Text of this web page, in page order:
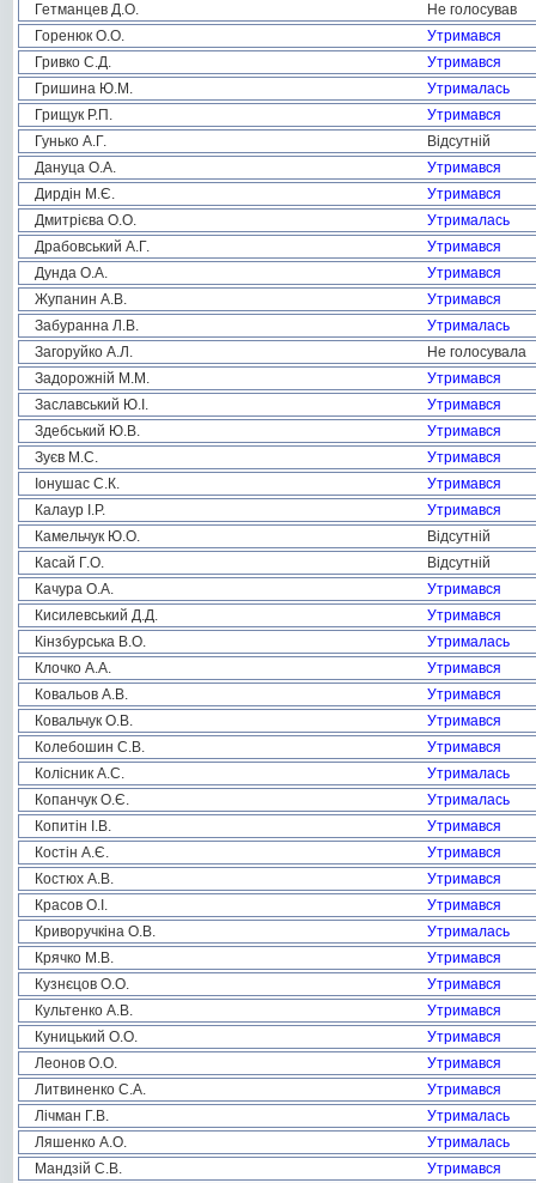
Гетманцев Д.О.
Не голосував
Горенюк О.О.
Утримався
Гривко С.Д.
Утримався
Гришина Ю.М.
Утрималась
Грищук Р.П.
Утримався
Гунько А.Г.
Відсутній
Дануца О.А.
Утримався
Дирдін М.Є.
Утримався
Дмитрієва О.О.
Утрималась
Драбовський А.Г.
Утримався
Дунда О.А.
Утримався
Жупанин А.В.
Утримався
Забуранна Л.В.
Утрималась
Загоруйко А.Л.
Не голосувала
Задорожній М.М.
Утримався
Заславський Ю.І.
Утримався
Здебський Ю.В.
Утримався
Зуєв М.С.
Утримався
Іонушас С.К.
Утримався
Калаур І.Р.
Утримався
Камельчук Ю.О.
Відсутній
Касай Г.О.
Відсутній
Качура О.А.
Утримався
Кисилевський Д.Д.
Утримався
Кінзбурська В.О.
Утрималась
Клочко А.А.
Утримався
Ковальов А.В.
Утримався
Ковальчук О.В.
Утримався
Колебошин С.В.
Утримався
Колісник А.С.
Утрималась
Копанчук О.Є.
Утрималась
Копитін І.В.
Утримався
Костін А.Є.
Утримався
Костюх А.В.
Утримався
Красов О.І.
Утримався
Криворучкіна О.В.
Утрималась
Крячко М.В.
Утримався
Кузнєцов О.О.
Утримався
Культенко А.В.
Утримався
Куницький О.О.
Утримався
Леонов О.О.
Утримався
Литвиненко С.А.
Утримався
Лічман Г.В.
Утрималась
Ляшенко А.О.
Утрималась
Мандзій С.В.
Утримався